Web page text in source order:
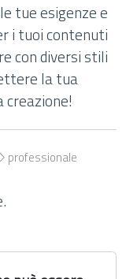
tue esigenze e
i tuoi contenuti
con diversi stili
la tua
creazione!
professionale